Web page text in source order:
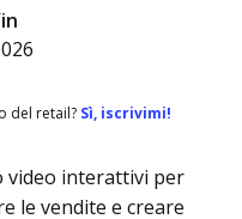
del retail?Sì, iscrivimi!
video interattivi per
le vendite e creare